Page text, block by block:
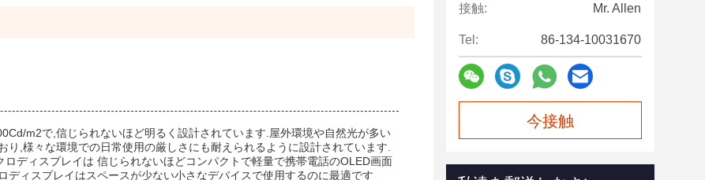
m2で,信じられないほど明るく設計されています.屋外環境や自然光が多い
,様々な環境での日常使用の厳しさにも耐えられるように設計されています.
ディスプレイは 信じられないほどコンパクトで軽量で携帯電話のOLED画面
ィスプレイはスペースが少ない小さなデバイスで使用するのに最適です
接触: Mr. Allen
Tel: 86-134-10031670
今接触